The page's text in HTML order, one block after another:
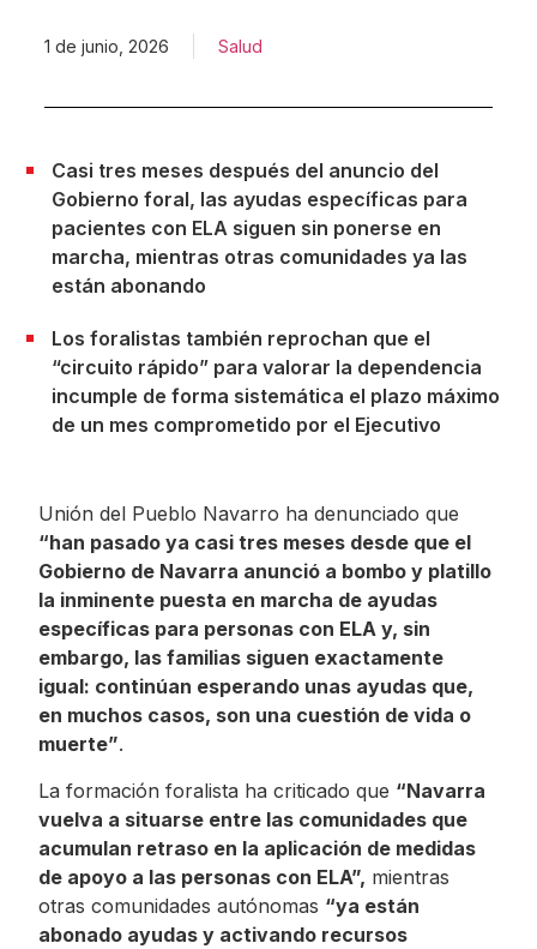
1 de junio, 2026 Salud
Casi tres meses después del anuncio del
Gobierno foral, las ayudas específicas para
pacientes con ELA siguen sin ponerse en
marcha, mientras otras comunidades ya las
están abonando
Los foralistas también reprochan que el
“circuito rápido” para valorar la dependencia
incumple de forma sistemática el plazo máximo
de un mes comprometido por el Ejecutivo
Unión del Pueblo Navarro ha denunciado que
“han pasado ya casi tres meses desde que el
Gobierno de Navarra anunció a bombo y platillo
la inminente puesta en marcha de ayudas
específicas para personas con ELA y, sin
embargo, las familias siguen exactamente
igual: continúan esperando unas ayudas que,
en muchos casos, son una cuestión de vida o
muerte”.
La formación foralista ha criticado que “Navarra
vuelva a situarse entre las comunidades que
acumulan retraso en la aplicación de medidas
de apoyo a las personas con ELA”, mientras
otras comunidades autónomas “ya están
abonado ayudas y activando recursos